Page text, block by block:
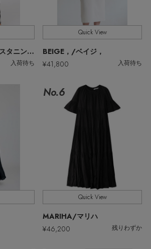
しか買えないアイテム
レンドシルエット
号掲載
シルバーでクールに
パジャマ
ズ
グ
ウェストポーチ
ラー・ケープ
ー
ケース・タブレットケース
サリー
ング
スレット
ローチ
ェリー
ツ
ェア
STUNNING LURE/スタニングルアー
入荷待ち
Quick View
BEIGE，/ベイジ，
¥41,800
入荷待ち
No.6
Quick View
MARIHA/マリハ
¥46,200
残りわずか